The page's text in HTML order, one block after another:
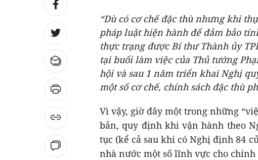
“Dù có cơ chế đặc thù nhưng khi
pháp luật hiện hành để đảm bảo
thực trạng được Bí thư Thành ủy
tại buổi làm việc của Thủ tướng
hội và sau 1 năm triển khai Nghị
một số cơ chế, chính sách đặc thù
Vì vậy, giờ đây một trong những
bản, quy định khi vận hành theo
tục (kể cả sau khi có Nghị định 84
nhà nước một số lĩnh vực cho chính